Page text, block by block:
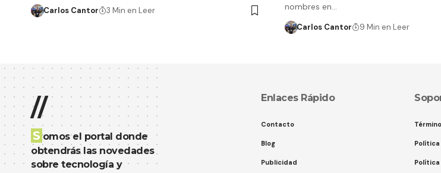
Carlos Cantor 3 Min en Leer
nombres en…
Carlos Cantor 9 Min en Leer
//
S omos el portal donde
obtendrás las novedades
sobre tecnología y
Enlaces Rápido
Contacto
Blog
Publicidad